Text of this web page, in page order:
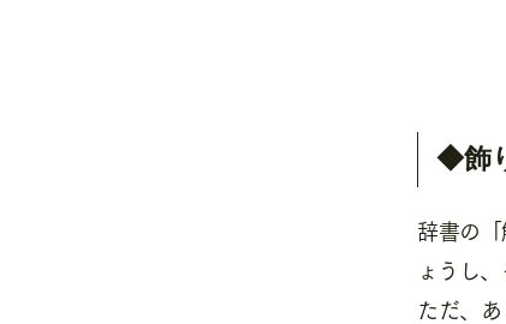
◆飾
辞書の
ょうし
ただ、